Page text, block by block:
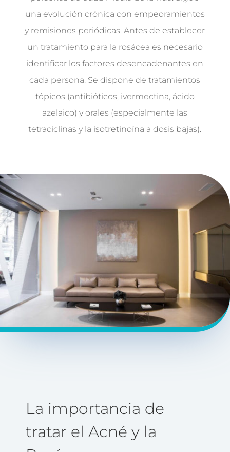
una evolución crónica con empeoramientos
y remisiones periódicas. Antes de establecer
un tratamiento para la rosácea es necesario
identificar los factores desencadenantes en
cada persona. Se dispone de tratamientos
tópicos (antibióticos, ivermectina, ácido
azelaico) y orales (especialmente las
tetraciclinas y la isotretinoína a dosis bajas).
La importancia de
tratar el Acné y la